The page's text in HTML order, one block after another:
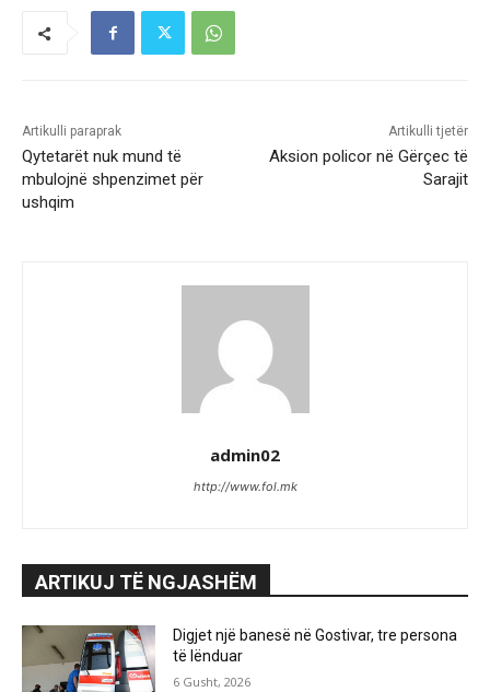
Artikulli paraprak
Qytetarët nuk mund të
mbulojnë shpenzimet për
ushqim
Artikulli tjetër
Aksion policor në Gërçec të
Sarajit
admin02
http://www.fol.mk
ARTIKUJ TË NGJASHËM
Digjet një banesë në Gostivar, tre persona
të lënduar
6 Gusht, 2026